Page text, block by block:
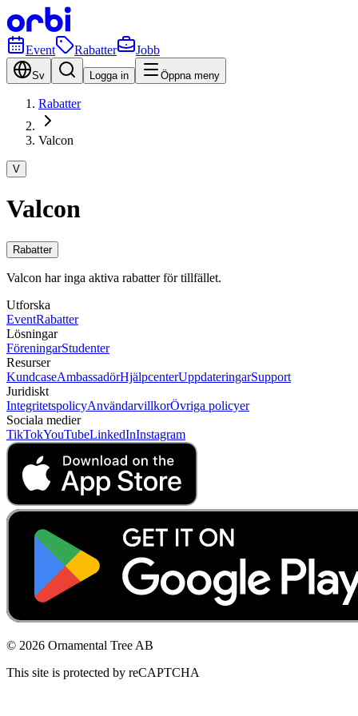
Event Rabatter Jobb
Sv Logga in Öppna meny
Rabatter
Valcon
V
Valcon
Rabatter
Valcon har inga aktiva rabatter för tillfället.
Utforska
EventRabatter
Lösningar
FöreningarStudenter
Resurser
KundcaseAmbassadörHjälpcenterUppdateringarSupport
Juridiskt
IntegritetspolicyAnvändarvillkorÖvriga policyer
Sociala medier
TikTokYouTubeLinkedInInstagram
© 2026 Ornamental Tree AB
This site is protected by reCAPTCHA